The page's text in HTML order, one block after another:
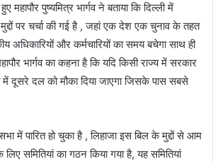
महापौर पुष्यमित्र भार्गव ने बताया कि दिल्ली में
पर चर्चा की गई है , जहां एक देश एक चुनाव के तहत
अधिकारियों और कर्मचारियों का समय बचेगा साथ ही
भार्गव का कहना है कि यदि किसी राज्य में सरकार
में दूसरे दल को मौका दिया जाएगा जिसके पास सबसे
में पारित हो चुका है , लिहाजा इस बिल के मुद्दों से आम
समितियां का गठन किया गया है, यह समितियां